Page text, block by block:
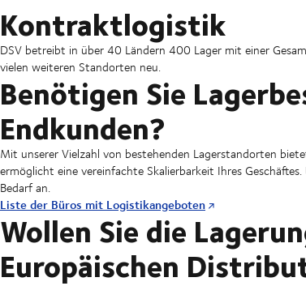
Kontraktlogistik
DSV betreibt in über 40 Ländern 400 Lager mit einer
vielen weiteren Standorten neu.
Benötigen Sie
Endkunden?
Mit unserer Vielzahl von bestehenden Lagerstandorten
ermöglicht eine vereinfachte Skalierbarkeit Ihres
Bedarf an.
Liste der Büros mit Logistikangeboten
Wollen Sie die
Europäischen